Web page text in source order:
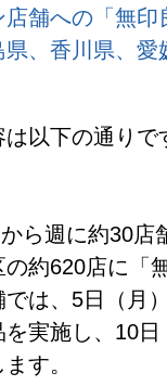
舗への「無
県、香川県、
以下の通りで
から週に約30
の約620店に「
は、5日（月
を実施し、10
す。